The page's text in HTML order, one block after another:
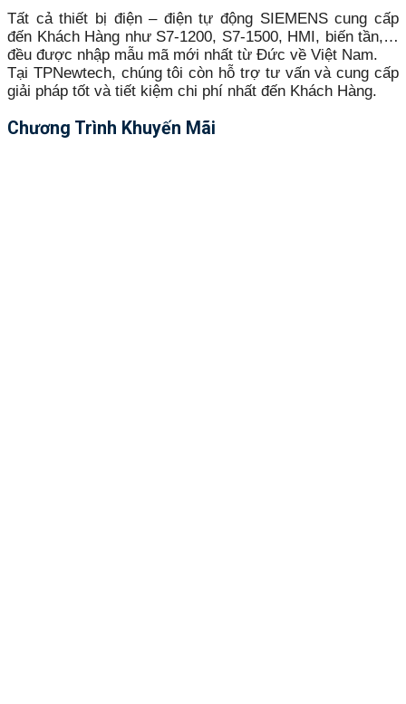
Tất cả thiết bị điện – điện tự động SIEMENS cung cấp
đến Khách Hàng như S7-1200, S7-1500, HMI, biến tần,…
đều được nhập mẫu mã mới nhất từ Đức về Việt Nam.
Tại TPNewtech, chúng tôi còn hỗ trợ tư vấn và cung cấp
giải pháp tốt và tiết kiệm chi phí nhất đến Khách Hàng.
Chương Trình Khuyến Mãi